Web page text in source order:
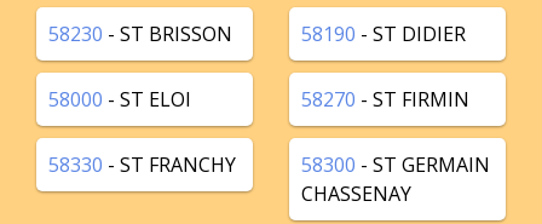
58230 - ST BRISSON 58190 - ST DIDIER
58000 - ST ELOI 58270 - ST FIRMIN
58330 - ST FRANCHY 58300 - ST GERMAIN
CHASSENAY